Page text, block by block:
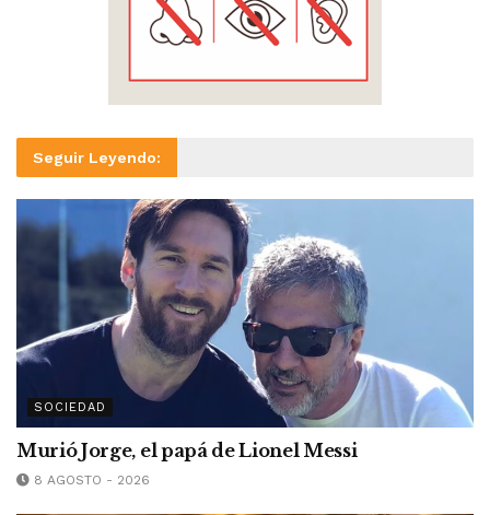
Seguir Leyendo:
SOCIEDAD
Murió Jorge, el papá de Lionel Messi
8 AGOSTO - 2026